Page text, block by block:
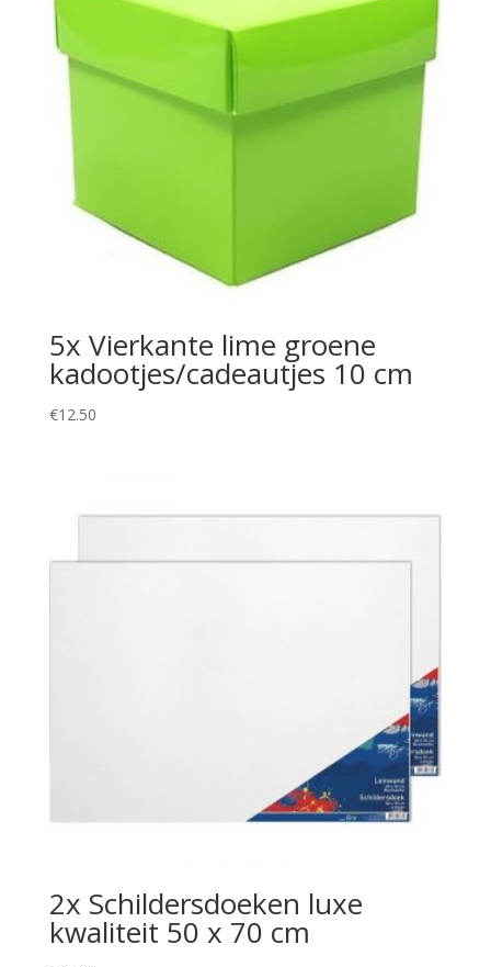
5x Vierkante lime groene
kadootjes/cadeautjes 10 cm
€12.50
2x Schildersdoeken luxe
kwaliteit 50 x 70 cm